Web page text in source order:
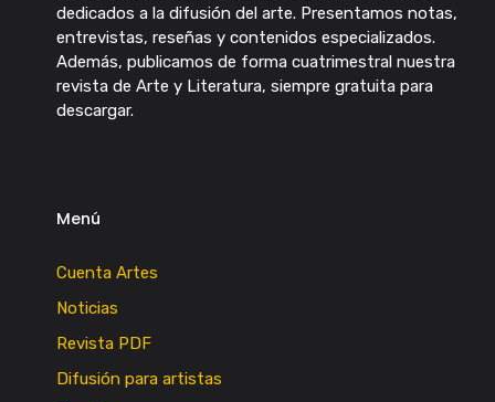
dedicados a la difusión del arte. Presentamos notas,
entrevistas, reseñas y contenidos especializados.
Además, publicamos de forma cuatrimestral nuestra
revista de Arte y Literatura, siempre gratuita para
descargar.
Menú
Cuenta Artes
Noticias
Revista PDF
Difusión para artistas